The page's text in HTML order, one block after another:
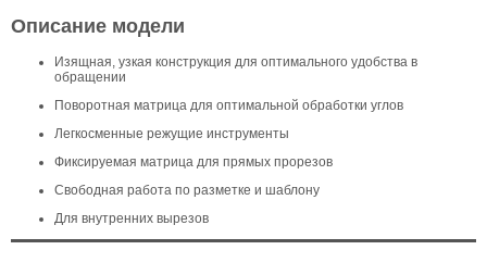
Описание модели
Изящная, узкая конструкция для оптимального удобства в
обращении
Поворотная матрица для оптимальной обработки углов
Легкосменные режущие инструменты
Фиксируемая матрица для прямых прорезов
Свободная работа по разметке и шаблону
Для внутренних вырезов